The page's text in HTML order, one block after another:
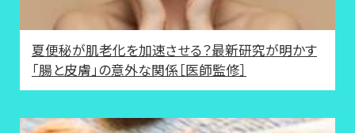
夏便秘が肌老化を加速させる？最新研究が明かす
「腸と皮膚」の意外な関係［医師監修］